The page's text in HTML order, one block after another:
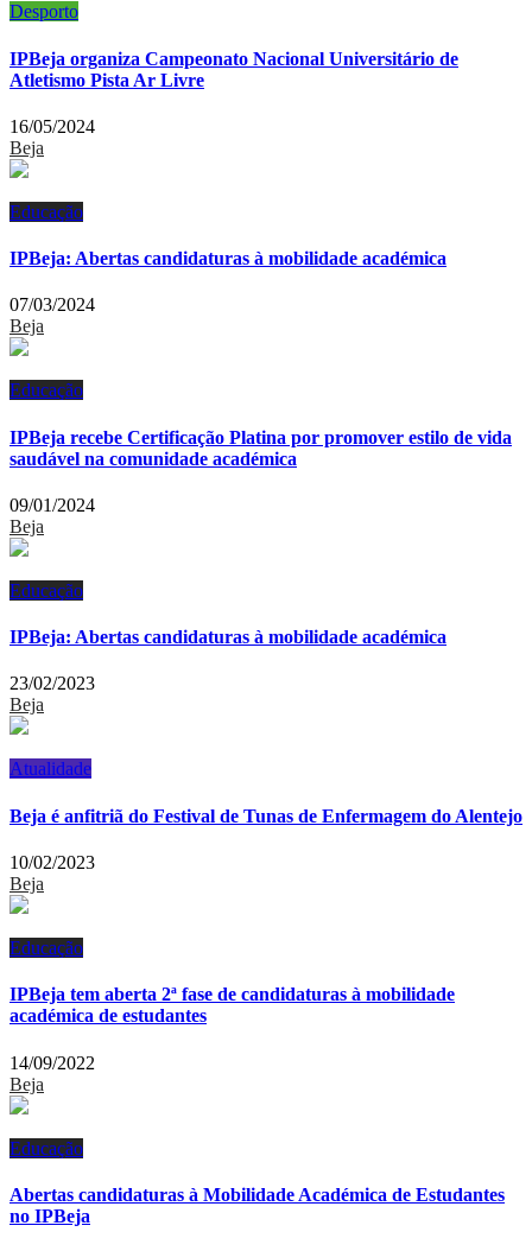
Desporto
IPBeja organiza Campeonato Nacional Universitário de
Atletismo Pista Ar Livre
16/05/2024
Beja
Educação
IPBeja: Abertas candidaturas à mobilidade académica
07/03/2024
Beja
Educação
IPBeja recebe Certificação Platina por promover estilo de vida
saudável na comunidade académica
09/01/2024
Beja
Educação
IPBeja: Abertas candidaturas à mobilidade académica
23/02/2023
Beja
Atualidade
Beja é anfitriã do Festival de Tunas de Enfermagem do Alentejo
10/02/2023
Beja
Educação
IPBeja tem aberta 2ª fase de candidaturas à mobilidade
académica de estudantes
14/09/2022
Beja
Educação
Abertas candidaturas à Mobilidade Académica de Estudantes
no IPBeja